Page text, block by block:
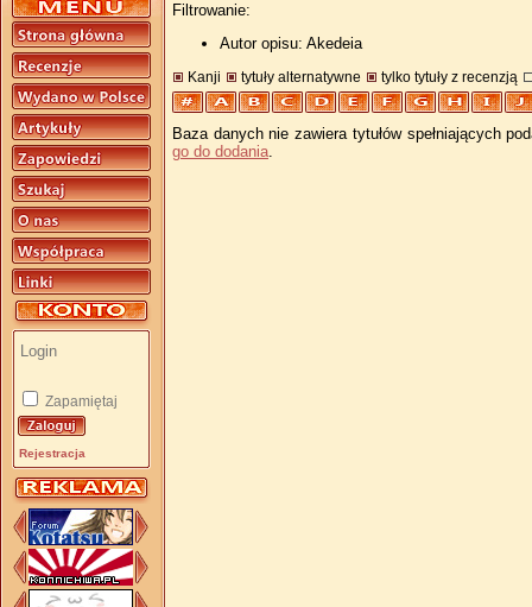
Zapamiętaj
Rejestracja
Filtrowanie:
Autor opisu: Akedeia
Kanji tytuły alternatywne tylko tytuły z recenzją
Baza danych nie zawiera tytułów spełniających
go do dodania.